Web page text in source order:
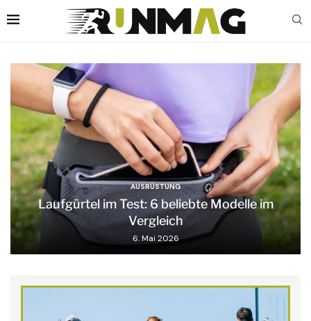
AUSRÜSTUNG
Laufgürtel im Test: 6 beliebte Modelle im
Vergleich
6. Mai 2026